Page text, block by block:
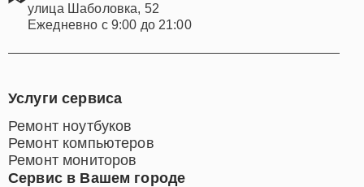
улица Шаболовка, 52
Ежедневно с 9:00 до 21:00
Сервис в Вашем городе
Услуги сервиса
Ремонт ноутбуков
Ремонт компьютеров
Ремонт мониторов